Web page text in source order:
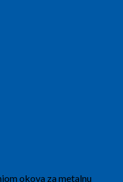
okova za metalnu